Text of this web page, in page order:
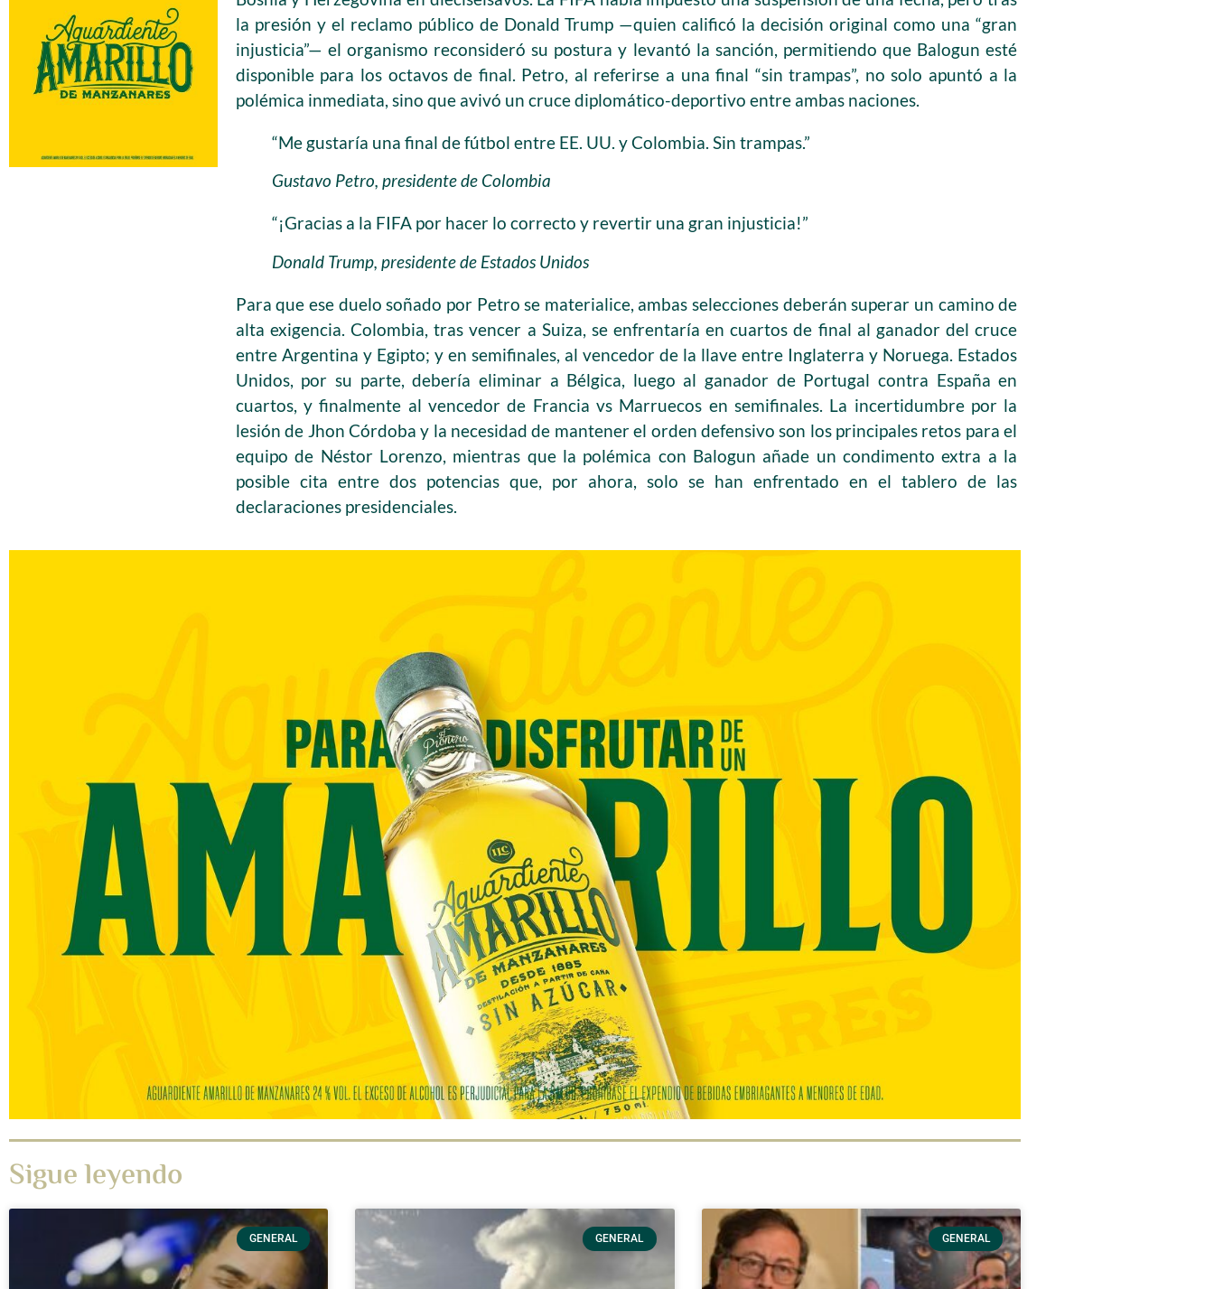
la presión y el reclamo público de Donald Trump —quien calificó la decisión original como una “gran
injusticia”— el organismo reconsideró su postura y levantó la sanción, permitiendo que Balogun esté
disponible para los octavos de final. Petro, al referirse a una final “sin trampas”, no solo apuntó a la
polémica inmediata, sino que avivó un cruce diplomático-deportivo entre ambas naciones.
“Me gustaría una final de fútbol entre EE. UU. y Colombia. Sin trampas.”
Gustavo Petro, presidente de Colombia
“¡Gracias a la FIFA por hacer lo correcto y revertir una gran injusticia!”
Donald Trump, presidente de Estados Unidos
Para que ese duelo soñado por Petro se materialice, ambas selecciones deberán superar un camino de
alta exigencia. Colombia, tras vencer a Suiza, se enfrentaría en cuartos de final al ganador del cruce
entre Argentina y Egipto; y en semifinales, al vencedor de la llave entre Inglaterra y Noruega. Estados
Unidos, por su parte, debería eliminar a Bélgica, luego al ganador de Portugal contra España en
cuartos, y finalmente al vencedor de Francia vs Marruecos en semifinales. La incertidumbre por la
lesión de Jhon Córdoba y la necesidad de mantener el orden defensivo son los principales retos para el
equipo de Néstor Lorenzo, mientras que la polémica con Balogun añade un condimento extra a la
posible cita entre dos potencias que, por ahora, solo se han enfrentado en el tablero de las
declaraciones presidenciales.
Sigue leyendo
GENERAL GENERAL GENERAL